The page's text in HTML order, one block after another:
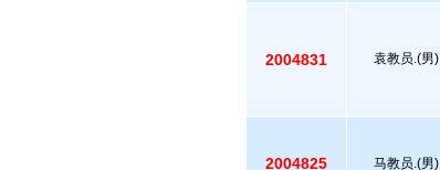
2004831 袁教员.(男)
2004825 马教员.(男)